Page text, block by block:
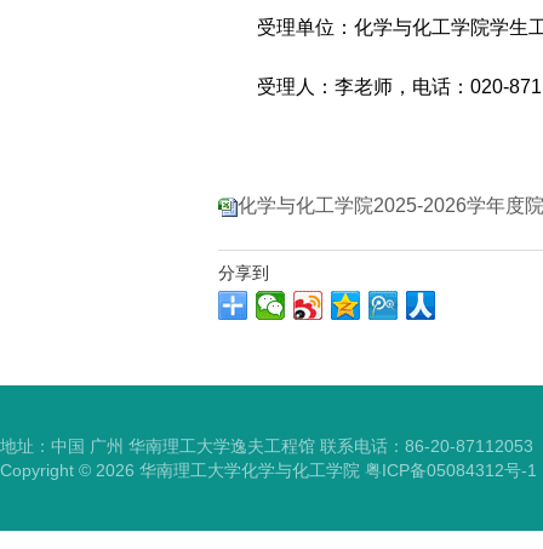
受理单位：化学与化工学院学生
受理人：李老师，电话：020-
化学与化工学院2025-2026学年度
分享到
地址：中国 广州 华南理工大学逸夫工程馆 联系电话：86-20-87112053
Copyright © 2026 华南理工大学化学与化工学院 粤ICP备05084312号-1